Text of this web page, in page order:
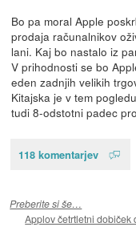
Bo pa moral Apple
prodaja računalnikov
lani. Kaj bo nastalo iz
V prihodnosti se bo
eden zadnjih velikih
Kitajska je v tem
tudi 8-odstotni padec
118 komentarjev
Preberite si še…
Applov četrtletni